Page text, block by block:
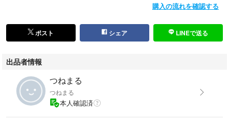
購入の流れを確認する
ポスト シェア LINEで送る
出品者情報
つねまる
つねまる
本人確認済